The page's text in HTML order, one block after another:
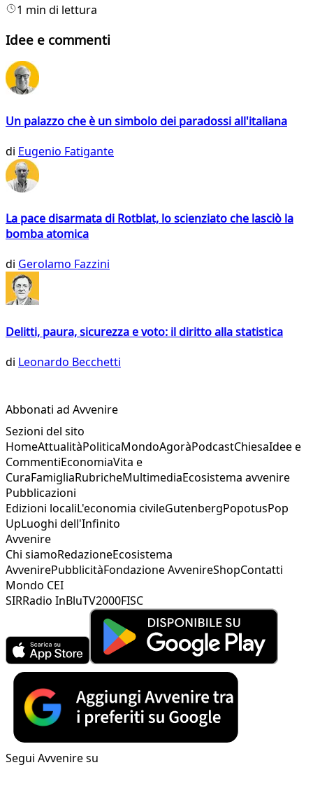
1 min di lettura
Idee e commenti
Un palazzo che è un simbolo dei paradossi all'italiana
di Eugenio Fatigante
La pace disarmata di Rotblat, lo scienziato che lasciò la
bomba atomica
di Gerolamo Fazzini
Delitti, paura, sicurezza e voto: il diritto alla statistica
di Leonardo Becchetti
Abbonati ad Avvenire
Sezioni del sito
HomeAttualitàPoliticaMondoAgoràPodcastChiesaIdee e
CommentiEconomiaVita e
CuraFamigliaRubricheMultimediaEcosistema avvenire
Pubblicazioni
Edizioni localiL'economia civileGutenbergPopotusPop
UpLuoghi dell'Infinito
Avvenire
Chi siamoRedazioneEcosistema
AvvenirePubblicitàFondazione AvvenireShopContatti
Mondo CEI
SIRRadio InBluTV2000FISC
Segui Avvenire su